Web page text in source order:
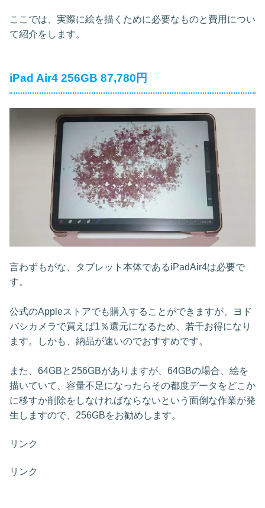
ここでは、実際に絵を描くために必要なものと費用につい
て紹介をします。
iPad Air4 256GB 87,780円
言わずもがな、タブレット本体であるiPadAir4は必要で
す。
公式のAppleストアでも購入することができますが、ヨド
バシカメラで買えば1％還元になるため、若干お得になり
ます。しかも、納品が速いのでおすすめです。
また、64GBと256GBがありますが、64GBの場合、絵を
描いていて、容量不足になったらその都度データをどこか
に移すか削除をしなければならないという面倒な作業が発
生しますので、256GBをお勧めします。
リンク
リンク